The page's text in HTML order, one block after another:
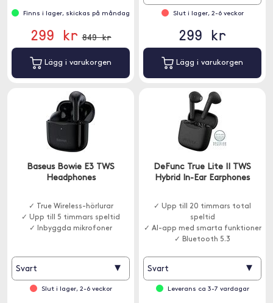
Finns i lager, skickas på måndag
299 kr 849 kr
Lägg i varukorgen
Slut i lager, 2-6 veckor
299 kr
Lägg i varukorgen
Baseus Bowie E3 TWS
Headphones
✓ True Wireless-hörlurar
✓ Upp till 5 timmars speltid
✓ Inbyggda mikrofoner
Svart ▾
Slut i lager, 2-6 veckor
DeFunc True Lite II TWS
Hybrid In-Ear Earphones
✓ Upp till 20 timmars total
speltid
✓ AI-app med smarta funktioner
✓ Bluetooth 5.3
Svart ▾
Leverans ca 3-7 vardagar